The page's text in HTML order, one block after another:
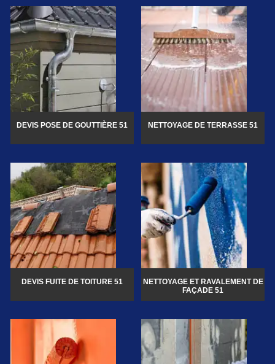
DEVIS POSE DE GOUTTIÈRE 51 NETTOYAGE DE TERRASSE 51
DEVIS FUITE DE TOITURE 51
NETTOYAGE ET RAVALEMENT DE
FAÇADE 51